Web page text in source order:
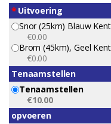
*Uitvoering
Snor (25km) Blauw
€0.00
Brom (45km), Geel
€0.00
Tenaamstellen
Tenaamstellen
€10.00
opvoeren